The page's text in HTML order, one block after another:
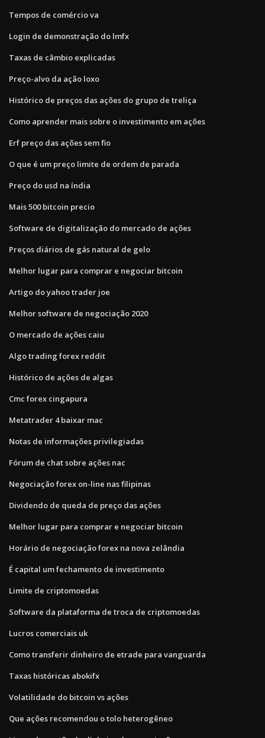
Tempos de comércio va
Login de demonstração do lmfx
Taxas de câmbio explicadas
Preço-alvo da ação loxo
Histórico de preços das ações do grupo de treliça
Como aprender mais sobre o investimento em ações
Erf preço das ações sem fio
O que é um preço limite de ordem de parada
Preço do usd na índia
Mais 500 bitcoin precio
Software de digitalização do mercado de ações
Preços diários de gás natural de gelo
Melhor lugar para comprar e negociar bitcoin
Artigo do yahoo trader joe
Melhor software de negociação 2020
O mercado de ações caiu
Algo trading forex reddit
Histórico de ações de algas
Cmc forex cingapura
Metatrader 4 baixar mac
Notas de informações privilegiadas
Fórum de chat sobre ações nac
Negociação forex on-line nas filipinas
Dividendo de queda de preço das ações
Melhor lugar para comprar e negociar bitcoin
Horário de negociação forex na nova zelândia
É capital um fechamento de investimento
Limite de criptomoedas
Software da plataforma de troca de criptomoedas
Lucros comerciais uk
Como transferir dinheiro de etrade para vanguarda
Taxas históricas abokifx
Volatilidade do bitcoin vs ações
Que ações recomendou o tolo heterogêneo